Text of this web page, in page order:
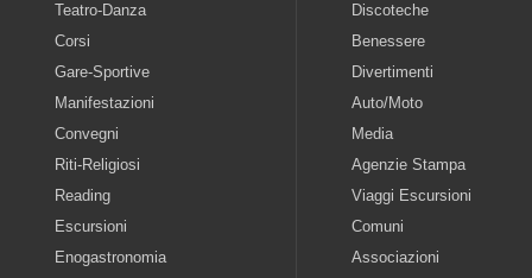
Teatro-Danza
Corsi
Gare-Sportive
Manifestazioni
Convegni
Riti-Religiosi
Reading
Escursioni
Enogastronomia
Discoteche
Benessere
Divertimenti
Auto/Moto
Media
Agenzie Stampa
Viaggi Escursioni
Comuni
Associazioni